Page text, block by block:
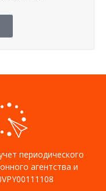
периодического
агентства и